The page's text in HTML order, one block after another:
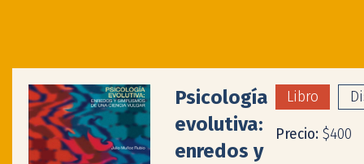
Psicología
evolutiva:
enredos y
Libro
Precio: $400